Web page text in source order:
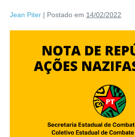
Jean Piter | Postado em 14/02/2022